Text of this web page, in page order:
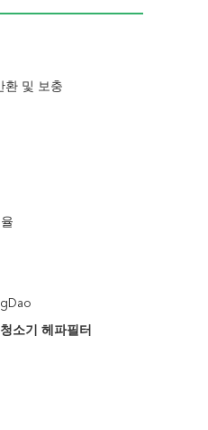
환 및 보충
소기 헤파필터